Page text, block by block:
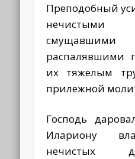
Преподобный
нечистыми
распалявшими
их тяжелым
прилежной
Господь
Илариону
нечистых